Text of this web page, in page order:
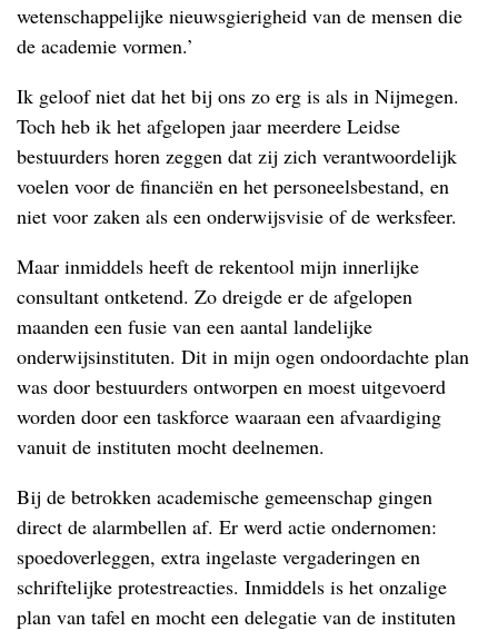
wetenschappelijke nieuwsgierigheid van de mensen die
de academie vormen.’
Ik geloof niet dat het bij ons zo erg is als in Nijmegen.
Toch heb ik het afgelopen jaar meerdere Leidse
bestuurders horen zeggen dat zij zich verantwoordelijk
voelen voor de financiën en het personeelsbestand, en
niet voor zaken als een onderwijsvisie of de werksfeer.
Maar inmiddels heeft de rekentool mijn innerlijke
consultant ontketend. Zo dreigde er de afgelopen
maanden een fusie van een aantal landelijke
onderwijsinstituten. Dit in mijn ogen ondoordachte plan
was door bestuurders ontworpen en moest uitgevoerd
worden door een taskforce waaraan een afvaardiging
vanuit de instituten mocht deelnemen.
Bij de betrokken academische gemeenschap gingen
direct de alarmbellen af. Er werd actie ondernomen:
spoedoverleggen, extra ingelaste vergaderingen en
schriftelijke protestreacties. Inmiddels is het onzalige
plan van tafel en mocht een delegatie van de instituten